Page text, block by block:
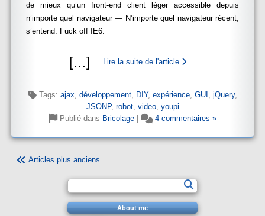
de mieux qu’un front-end client léger accessible depuis
n’importe quel navigateur — N’importe quel navigateur récent,
s’entend. Fuck off IE6.
[…] Lire la suite de l'article
Tags: ajax, développement, DIY, expérience, GUI , jQuery,
JSONP, robot, video, youpi
Publié dans Bricolage| 4 commentaires »
Articles plus anciens
About me